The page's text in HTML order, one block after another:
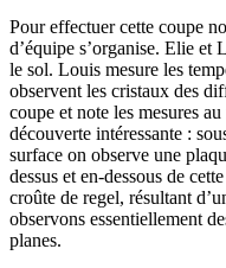
Pour effectuer cette coupe
d’équipe s’organise. Elie et
le sol. Louis mesure les
observent les cristaux des
coupe et note les mesures
découverte intéressante :
surface on observe une
dessus et en-dessous de
croûte de regel, résultant
observons essentiellement
planes.